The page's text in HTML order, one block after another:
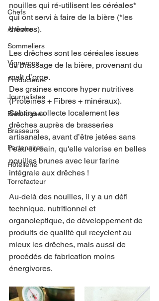
Chefs
Artisans
Sommeliers
Vignerons
Producteurs
Journalistes
Biérologues
Brasseurs
Partenaires
Hôtellerie
Torrefacteur
nouilles qui ré-utilisent les céréales*
qui ont servi à faire de la bière (*les
drêches).
Les drêches sont les céréales issues
du brassage de la bière, provenant du
malt d’orge.
Des graines encore hyper nutritives
(Protéines + Fibres + minéraux).
Sabrina collecte localement les
drêches auprès de brasseries
artisanales, avant d’être jetées sans
l’eau du bain, qu'elle valorise en belles
nouilles brunes avec leur farine
intégrale aux drêches !
Au-delà des nouilles, il y a un défi
technique, nutritionnel et
organoleptique, de développement de
produits de qualité qui recyclent au
mieux les drêches, mais aussi de
procédés de fabrication moins
énergivores.